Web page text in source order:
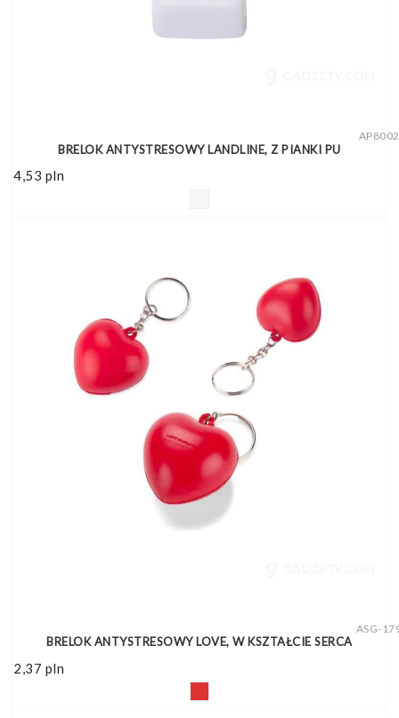
BRELOK ANTYSTRESOWY LANDLINE, Z PIANKI PU
4,53 pln
ASG-
BRELOK ANTYSTRESOWY LOVE, W KSZTAŁCIE SERCA
2,37 pln